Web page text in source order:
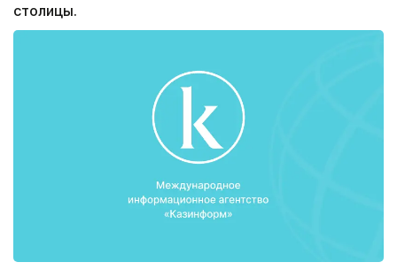
столицы.